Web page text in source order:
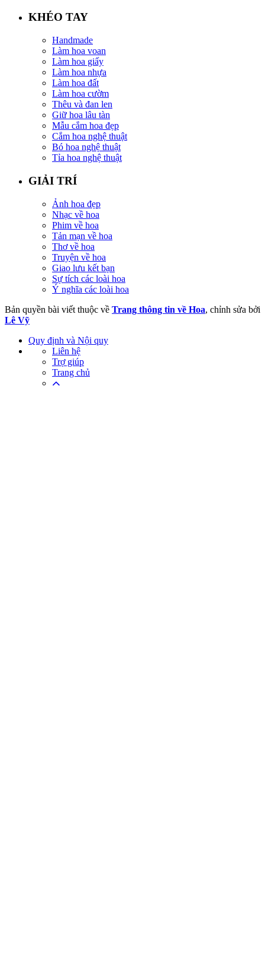
KHÉO TAY
Handmade
Làm hoa voan
Làm hoa giấy
Làm hoa nhựa
Làm hoa đất
Làm hoa cườm
Thêu và đan len
Giữ hoa lâu tàn
Mẫu cắm hoa đẹp
Cắm hoa nghệ thuật
Bó hoa nghệ thuật
Tỉa hoa nghệ thuật
GIẢI TRÍ
Ảnh hoa đẹp
Nhạc về hoa
Phim về hoa
Tản mạn về hoa
Thơ về hoa
Truyện về hoa
Giao lưu kết bạn
Sự tích các loài hoa
Ý nghĩa các loài hoa
Bản quyền bài viết thuộc về Trang thông tin về Hoa, chỉnh sửa bởi
Lê Vỹ
Quy định và Nội quy
Liên hệ
Trợ giúp
Trang chủ